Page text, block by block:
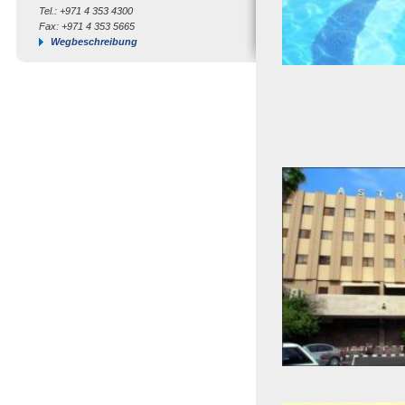
Tel.: +971 4 353 4300
Fax: +971 4 353 5665
Wegbeschreibung